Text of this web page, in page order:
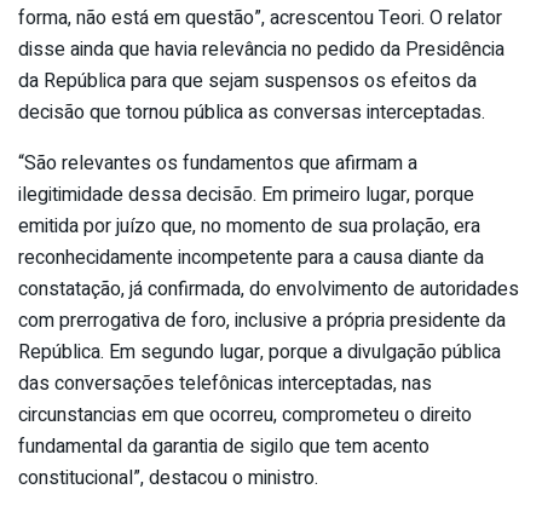
forma, não está em questão”, acrescentou Teori. O relator
disse ainda que havia relevância no pedido da Presidência
da República para que sejam suspensos os efeitos da
decisão que tornou pública as conversas interceptadas.
“São relevantes os fundamentos que afirmam a
ilegitimidade dessa decisão. Em primeiro lugar, porque
emitida por juízo que, no momento de sua prolação, era
reconhecidamente incompetente para a causa diante da
constatação, já confirmada, do envolvimento de autoridades
com prerrogativa de foro, inclusive a própria presidente da
República. Em segundo lugar, porque a divulgação pública
das conversações telefônicas interceptadas, nas
circunstancias em que ocorreu, comprometeu o direito
fundamental da garantia de sigilo que tem acento
constitucional”, destacou o ministro.